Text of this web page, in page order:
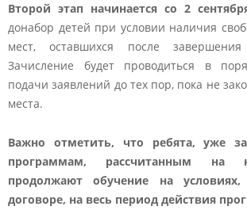
Второй этап начинается со 2
донабор детей при условии наличия
мест, оставшихся после
Зачисление будет проводиться в
подачи заявлений до тех пор, пока не
места.
Важно отметить, что ребята, уже
программам, рассчитанным на
продолжают обучение на
договоре, на весь период действия